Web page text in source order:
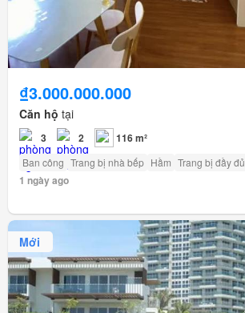
₫3.000.000.000
Căn hộ tại
3 2 116 m²
Ban công Trang bị nhà bếp Hầm Trang bị đầy đủ
1 ngày ago
Mới